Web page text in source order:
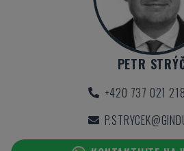
PETR
+420 737 021 218